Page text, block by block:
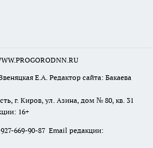
Е.А. Редактор сайта: Бакаева
г. Киров, ул. Азина, дом № 80, кв. 31
16+
669-90-87 Email редакции: